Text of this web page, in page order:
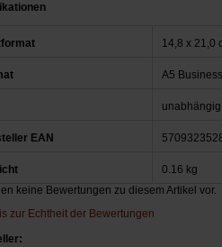
14,8 x 21,0
A5 Business
unabhängig
EAN
0.16 kg
zur Echtheit der Bewertungen
keine Bewertungen zu diesem Artikel vor.